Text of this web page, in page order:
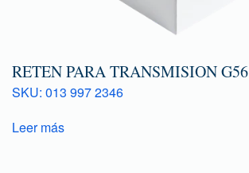
RETEN PARA TRANSMISION G56
SKU: 013 997 2346
Leer más